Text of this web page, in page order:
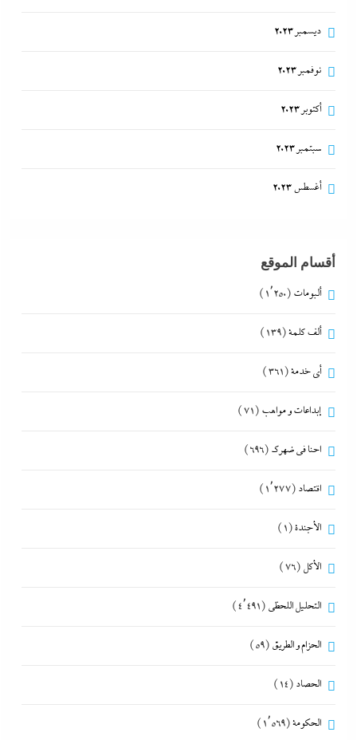
ديسمبر 2023
نوفمبر 2023
أكتوبر 2023
سبتمبر 2023
أغسطس 2023
أقسام الموقع
ألبومات (1٬250)
ألف كلمة(139)
أي خدمة(361)
إبداعات و مواهب (71)
احنا في ضهرك (696)
اقتصاد (1٬277)
الأجندة(1)
الأكل (76)
التحليل اللحظي (4٬491)
الحزام و الطريق (59)
الحصاد (14)
الحكومة(1٬569)